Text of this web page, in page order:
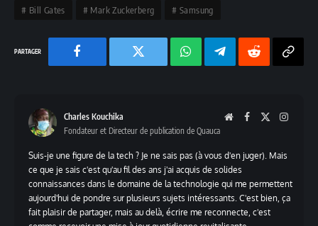
Bill Gates Mark Zuckerberg Samsung
Facebook Twitter
Chaine
TelegramReddit
Charles Kouchika WebsiteFacebook
Fondateur et Directeur de publication de Quauca
Suis-je une figure de la tech ? Je ne sais pas (à vous d'en juger). Mais
ce que je sais c'est qu'au fil des ans j'ai acquis de solides
connaissances dans le domaine de la technologie qui me permettent
aujourd'hui de pondre sur plusieurs sujets intéressants. C'est bien, ça
fait plaisir de partager, mais au delà, écrire me reconnecte, c'est